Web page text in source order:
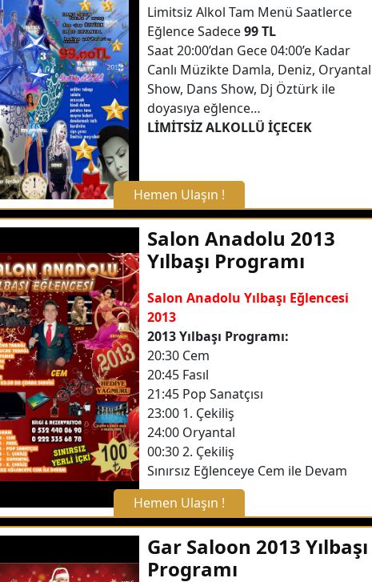
Hemen Arayın
Detaylı Bilgi Alın
Limitsiz Alkol Tam Menü Saatlerce
Eğlence Sadece99 TL
Saat 20:00’dan Gece 04:00’e Kadar
Canlı Müzikte Damla, Deniz, Oryantal
Show, Dans Show, Dj Öztürk ile
doyasıya eğlence…
LİMİTSİZ ALKOLLÜ İÇECEK
Hemen Ulaşın !
X Kapat
WhatsApp ile Bilgi Alın
Hemen Arayın
Detaylı Bilgi Alın
Salon Anadolu 2013
Yılbaşı Programı
Salon Anadolu Yılbaşı Eğlencesi
2013
2013 Yılbaşı Programı:
20:30 Cem
20:45 Fasıl
21:45 Pop Sanatçısı
23:00 1. Çekiliş
24:00 Oryantal
00:30 2. Çekiliş
Sınırsız Eğlenceye Cem ile Devam
Hemen Ulaşın !
X Kapat
WhatsApp ile Bilgi Alın
Gar Saloon 2013 Yılbaşı
Programı